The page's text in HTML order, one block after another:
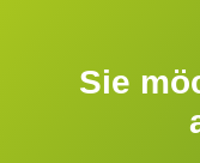
Sie